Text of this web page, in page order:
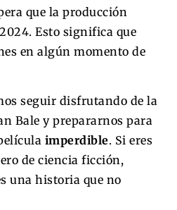
que la producción
Esto significa que
en algún momento de
seguir disfrutando de la
Bale y prepararnos para
imperdible. Si eres
de ciencia ficción,
una historia que no